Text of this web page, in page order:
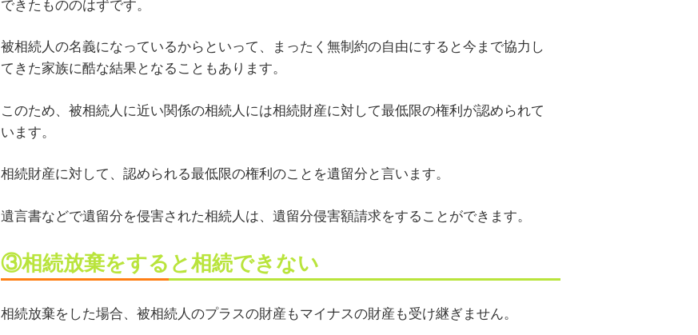
被相続人の名義になっているからといって、まったく無制約の自由にすると今まで協力し
てきた家族に酷な結果となることもあります。
このため、被相続人に近い関係の相続人には相続財産に対して最低限の権利が認められて
います。
相続財産に対して、認められる最低限の権利のことを遺留分と言います。
遺言書などで遺留分を侵害された相続人は、遺留分侵害額請求をすることができます。
③相続放棄をすると相続できない
相続放棄をした場合、被相続人のプラスの財産もマイナスの財産も受け継ぎません。